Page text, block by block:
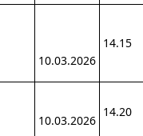
10.03.2026
14.15
10.03.2026
14.20